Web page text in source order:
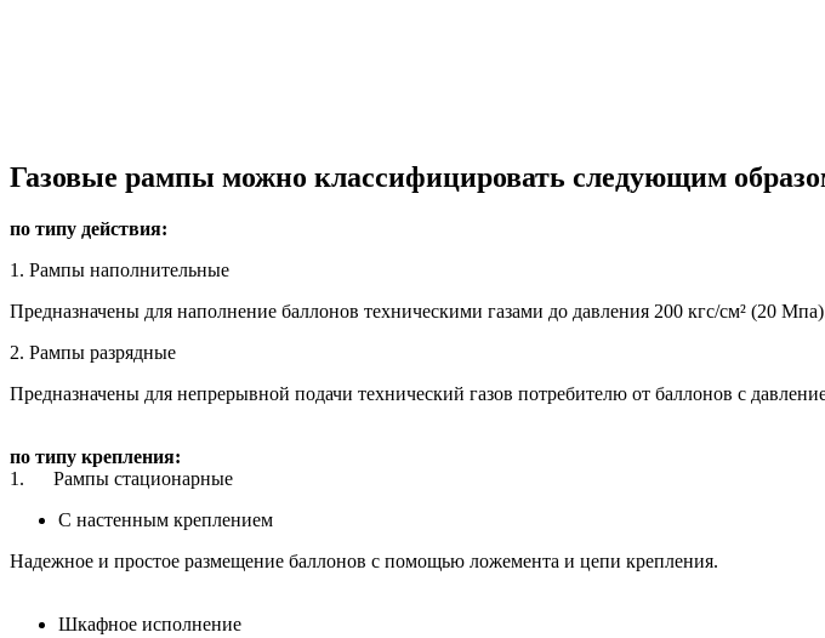
Газовые рампы можно классифицировать следующим
по типу действия:
1. Рампы наполнительные
Предназначены для наполнение баллонов техническими газами до давления 200 кгс/см² (20
2. Рампы разрядные
Предназначены для непрерывной подачи технический газов потребителю от баллонов с
по типу крепления:
1. Рампы стационарные
С настенным креплением
Надежное и простое размещение баллонов с помощью ложемента и цепи крепления.
Шкафное исполнение